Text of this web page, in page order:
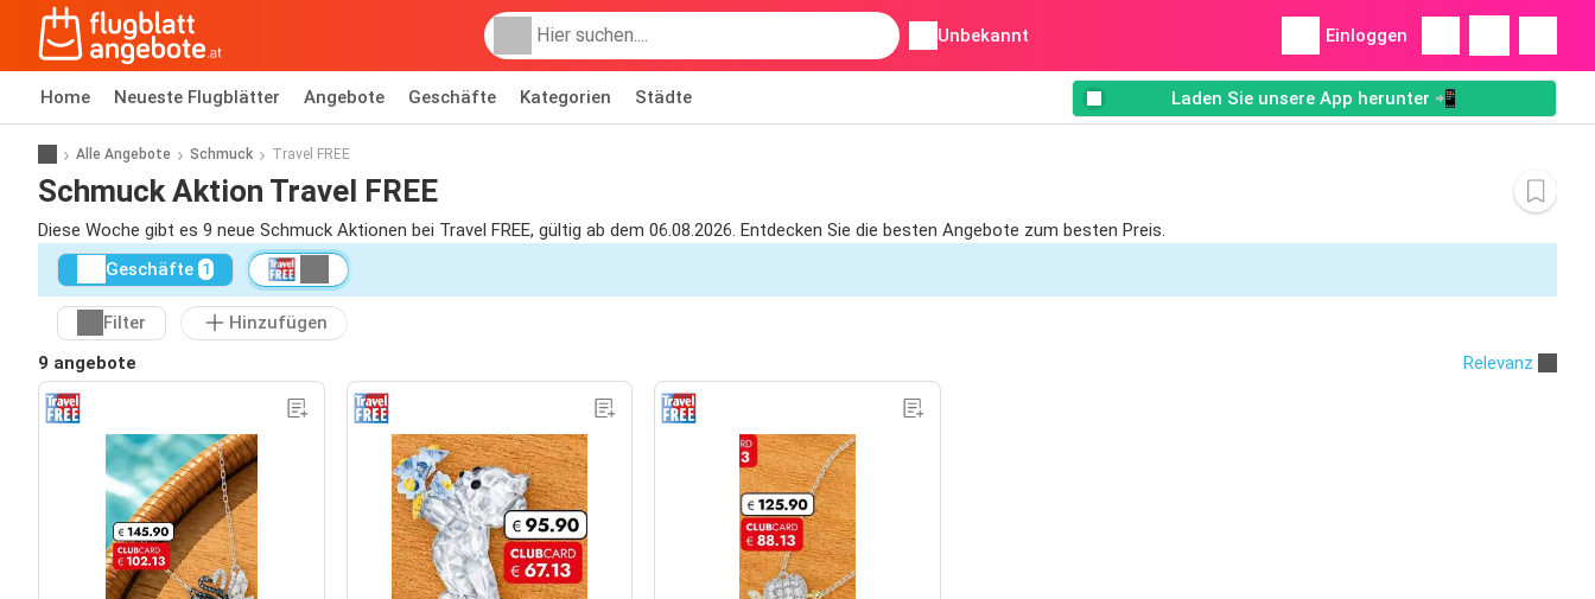
Unbekannt Einloggen
Home Neueste Flugblätter Angebote Geschäfte Kategorien Städte Laden Sie unsere App herunter 📲
Alle Angebote Schmuck Travel FREE
Schmuck Aktion Travel FREE
Diese Woche gibt es 9 neue Schmuck Aktionen bei Travel FREE, gültig ab dem 06.08.2026. Entdecken Sie die besten Angebote zum besten Preis.
Geschäfte 1
Filter
Hinzufügen
9 angebote
Relevanz